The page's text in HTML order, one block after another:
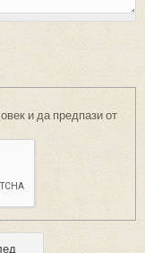
и да предпази от